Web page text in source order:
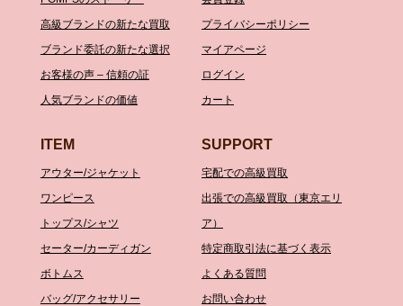
高級ブランドの新たな買取
ブランド委託の新たな選択
お客様の声 – 信頼の証
人気ブランドの価値
プライバシーポリシー
マイアページ
ログイン
カート
ITEM
アウター/ジャケット
ワンピース
トップス/シャツ
セーター/カーディガン
ボトムス
バッグ/アクセサリー
SUPPORT
宅配での高級買取
出張での高級買取（東京エリ
ア）
特定商取引法に基づく表示
よくある質問
お問い合わせ